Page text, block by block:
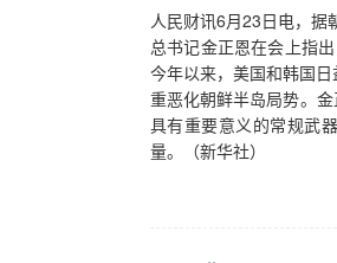
人民财讯6月23日电，据
总书记金正恩在会上指
今年以来，美国和韩国
重恶化朝鲜半岛局势。
具有重要意义的常规武
量。（新华社）